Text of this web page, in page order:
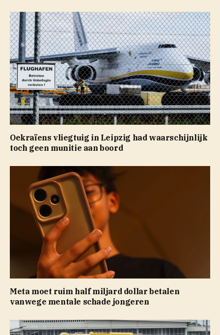
Oekraïens vliegtuig in Leipzig had waarschijnlijk
toch geen munitie aan boord
Meta moet ruim half miljard dollar betalen
vanwege mentale schade jongeren